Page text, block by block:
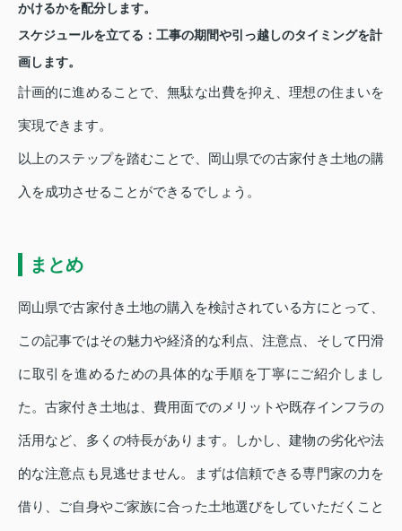
かけるかを配分します。
スケジュールを立てる： 工事の期間や引っ越しのタイミングを計
画します。
計画的に進めることで、無駄な出費を抑え、理想の住まいを
実現できます。
以上のステップを踏むことで、岡山県での古家付き土地の購
入を成功させることができるでしょう。
まとめ
岡山県で古家付き土地の購入を検討されている方にとって、
この記事ではその魅力や経済的な利点、注意点、そして円滑
に取引を進めるための具体的な手順を丁寧にご紹介しまし
た。古家付き土地は、費用面でのメリットや既存インフラの
活用など、多くの特長があります。しかし、建物の劣化や法
的な注意点も見逃せません。まずは信頼できる専門家の力を
借り、ご自身やご家族に合った土地選びをしていただくこと